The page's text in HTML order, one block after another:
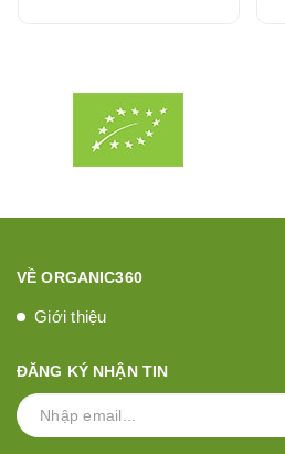
VỀ ORGANIC360
Giới thiệu
ĐĂNG KÝ NHẬN TIN